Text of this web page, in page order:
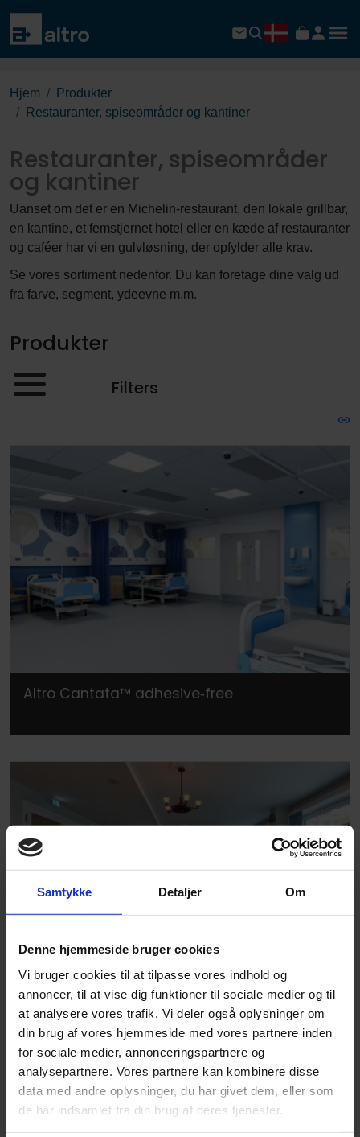
Samtykke Detaljer Om
Denne hjemmeside bruger cookies
Vi bruger cookies til at tilpasse vores indhold og
annoncer, til at vise dig funktioner til sociale medier og til
at analysere vores trafik. Vi deler også oplysninger om
din brug af vores hjemmeside med vores partnere inden
for sociale medier, annonceringspartnere og
analysepartnere. Vores partnere kan kombinere disse
data med andre oplysninger, du har givet dem, eller som
de har indsamlet fra din brug af deres tjenester.
Hjem
Produkter
Restauranter, spiseområder og kantiner
Restauranter, spiseområder
og kantiner
Uanset om det er en Michelin-restaurant, den lokale grillbar,
en kantine, et femstjernet hotel eller en kæde af restauranter
og caféer har vi en gulvløsning, der opfylder alle krav.
Se vores sortiment nedenfor. Du kan foretage dine valg ud
fra farve, segment, ydeevne m.m.
Produkter
Filters
Altro Cantata™ adhesive‐free
Altro Ensemble™